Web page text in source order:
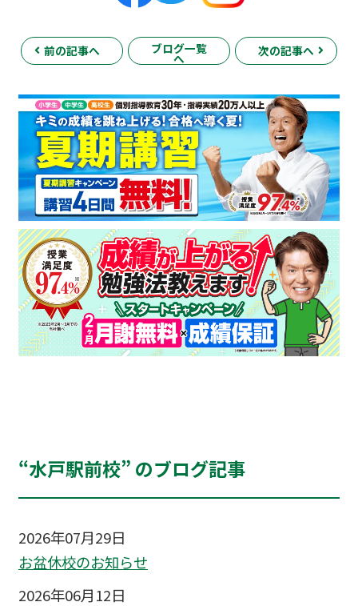
前の記事へ ブログ一覧
へ
次の記事へ
“水戸駅前校” のブログ記事
2026年07月29日
お盆休校のお知らせ
2026年06月12日